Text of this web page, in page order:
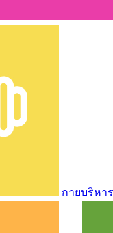
กายบริหาร